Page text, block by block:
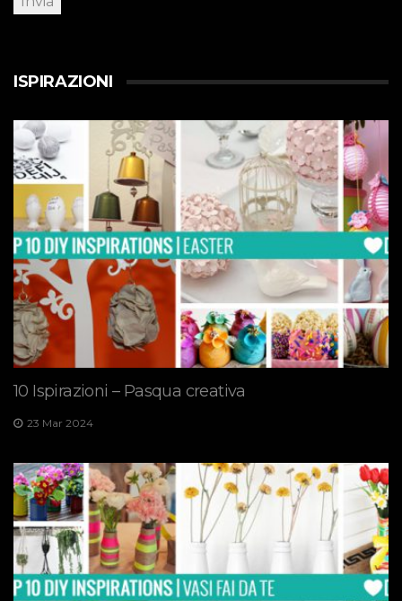
ISPIRAZIONI
10 Ispirazioni – Pasqua creativa
23 Mar 2024